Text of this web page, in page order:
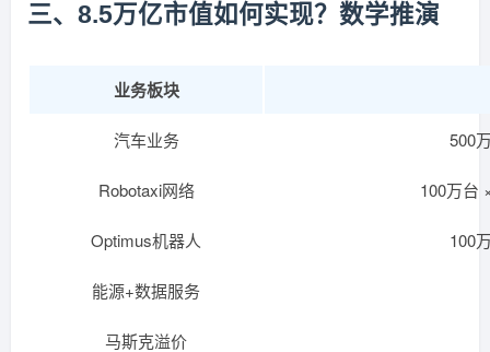
三、8.5万亿市值如何实现？数学推演
业务板块
汽车业务 500
Robotaxi网络 100万台
Optimus机器人 100
能源+数据服务
马斯克溢价